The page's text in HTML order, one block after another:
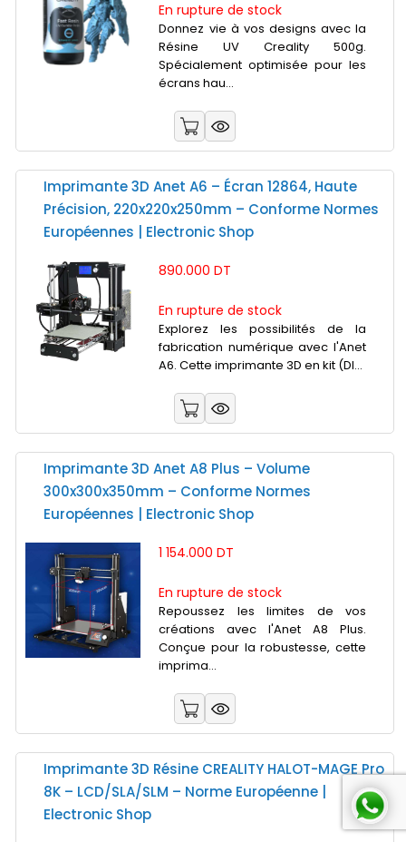
En rupture de stock
Donnez vie à vos designs avec la
Résine UV Creality 500g.
Spécialement optimisée pour les
écrans hau...
Imprimante 3D Anet A6 – Écran 12864, Haute
Précision, 220x220x250mm – Conforme Normes
Européennes | Electronic Shop
890.000 DT
En rupture de stock
Explorez les possibilités de la
fabrication numérique avec l'Anet
A6. Cette imprimante 3D en kit (DI...
Imprimante 3D Anet A8 Plus – Volume
300x300x350mm – Conforme Normes
Européennes | Electronic Shop
1 154.000 DT
En rupture de stock
Repoussez les limites de vos
créations avec l'Anet A8 Plus.
Conçue pour la robustesse, cette
imprima...
Imprimante 3D Résine CREALITY HALOT-MAGE Pro
8K – LCD/SLA/SLM – Norme Européenne |
Electronic Shop